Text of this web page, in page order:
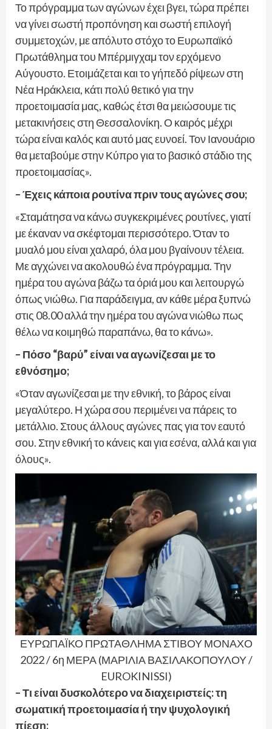
Το πρόγραμμα των αγώνων έχει βγει, τώρα πρέπει
να γίνει σωστή προπόνηση και σωστή επιλογή
συμμετοχών, με απόλυτο στόχο το Ευρωπαϊκό
Πρωτάθλημα του Μπέρμιγχαμ τον ερχόμενο
Αύγουστο. Ετοιμάζεται και το γήπεδό ρίψεων στη
Νέα Ηράκλεια, κάτι πολύ θετικό για την
προετοιμασία μας, καθώς έτσι θα μειώσουμε τις
μετακινήσεις στη Θεσσαλονίκη. Ο καιρός μέχρι
τώρα είναι καλός και αυτό μας ευνοεί. Τον Ιανουάριο
θα μεταβούμε στην Κύπρο για το βασικό στάδιο της
προετοιμασίας».
– Έχεις κάποια ρουτίνα πριν τους αγώνες σου;
«Σταμάτησα να κάνω συγκεκριμένες ρουτίνες, γιατί
με έκαναν να σκέφτομαι περισσότερο. Όταν το
μυαλό μου είναι χαλαρό, όλα μου βγαίνουν τέλεια.
Με αγχώνει να ακολουθώ ένα πρόγραμμα. Την
ημέρα του αγώνα βάζω τα όριά μου και λειτουργώ
όπως νιώθω. Για παράδειγμα, αν κάθε μέρα ξυπνώ
στις 08.00 αλλά την ημέρα του αγώνα νιώθω πως
θέλω να κοιμηθώ παραπάνω, θα το κάνω».
– Πόσο “βαρύ” είναι να αγωνίζεσαι με το
εθνόσημο;
«Όταν αγωνίζεσαι με την εθνική, το βάρος είναι
μεγαλύτερο. Η χώρα σου περιμένει να πάρεις το
μετάλλιο. Στους άλλους αγώνες πας για τον εαυτό
σου. Στην εθνική το κάνεις και για εσένα, αλλά και για
όλους».
ΕΥΡΩΠΑΪΚΟ ΠΡΩΤΑΘΛΗΜΑ ΣΤΙΒΟΥ ΜΟΝΑΧΟ
2022 / 6η ΜΕΡΑ (ΜΑΡΙΛΙΑ ΒΑΣΙΛΑΚΟΠΟΥΛΟΥ /
EUROKINISSI)
– Τι είναι δυσκολότερο να διαχειριστείς: τη
σωματική προετοιμασία ή την ψυχολογική
πίεση;